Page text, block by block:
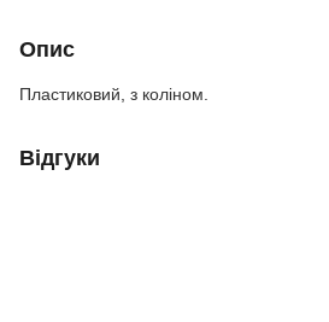
Опис
Пластиковий, з коліном.
Відгуки